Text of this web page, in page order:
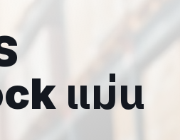
Manufacturing 4.0
แม่น